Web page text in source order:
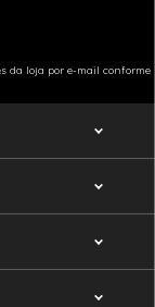
da loja por e-mail conforme